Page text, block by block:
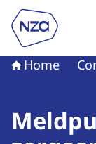
Naar de
Home